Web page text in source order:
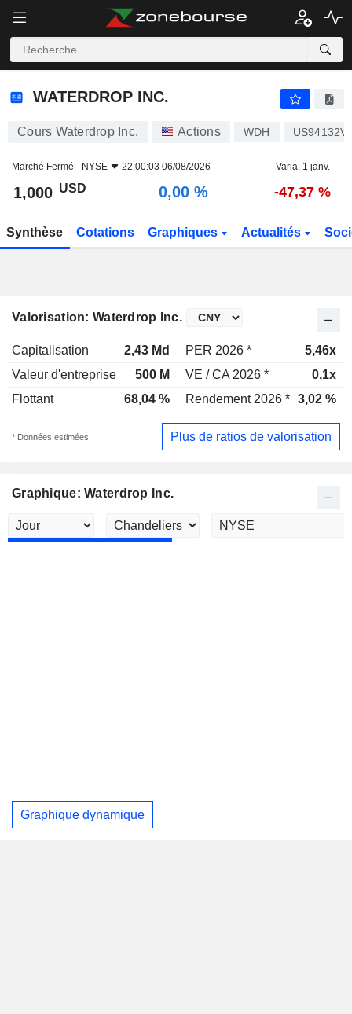
WATERDROP INC.
WATERDROP INC.
Cours Waterdrop Inc. Actions WDH
Marché Fermé - NYSE 22:00:03 06/08/2026 Varia. 1 janv.
1,000 USD 0,00 % -47,37 %
Synthèse Cotations Graphiques Actualités
Valorisation: Waterdrop Inc.
Capitalisation 2,43 Md PER 2026 *
5,46x
Valeur d'entreprise
500 M VE / CA 2026 *
0,1x
Flottant
68,04 % Rendement 2026 * 3,02 %
* Données estimées Plus de ratios de valorisation
Graphique: Waterdrop Inc.
Graphique dynamique